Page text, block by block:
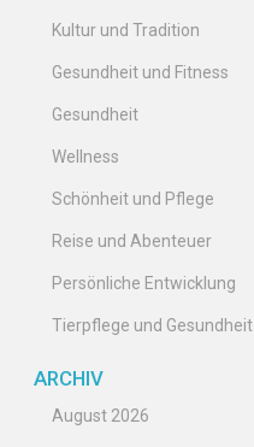
Kultur und Tradition
Gesundheit und Fitness
Gesundheit
Wellness
Schönheit und Pflege
Reise und Abenteuer
Persönliche Entwicklung
Tierpflege und Gesundheit
ARCHIV
August 2026